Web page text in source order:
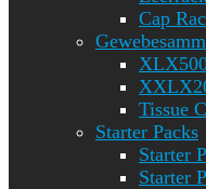
Cap
Tissue
Starter Packs
Starter
Starter